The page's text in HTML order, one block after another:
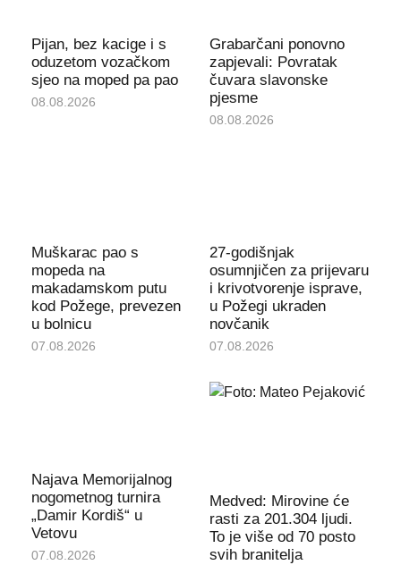
Pijan, bez kacige i s
oduzetom vozačkom
sjeo na moped pa pao
08.08.2026
Grabarčani ponovno
zapjevali: Povratak
čuvara slavonske
pjesme
08.08.2026
Muškarac pao s
mopeda na
makadamskom putu
kod Požege, prevezen
u bolnicu
07.08.2026
27-godišnjak
osumnjičen za prijevaru
i krivotvorenje isprave,
u Požegi ukraden
novčanik
07.08.2026
Najava Memorijalnog
nogometnog turnira
„Damir Kordiš“ u
Vetovu
07.08.2026
Medved: Mirovine će
rasti za 201.304 ljudi.
To je više od 70 posto
svih branitelja